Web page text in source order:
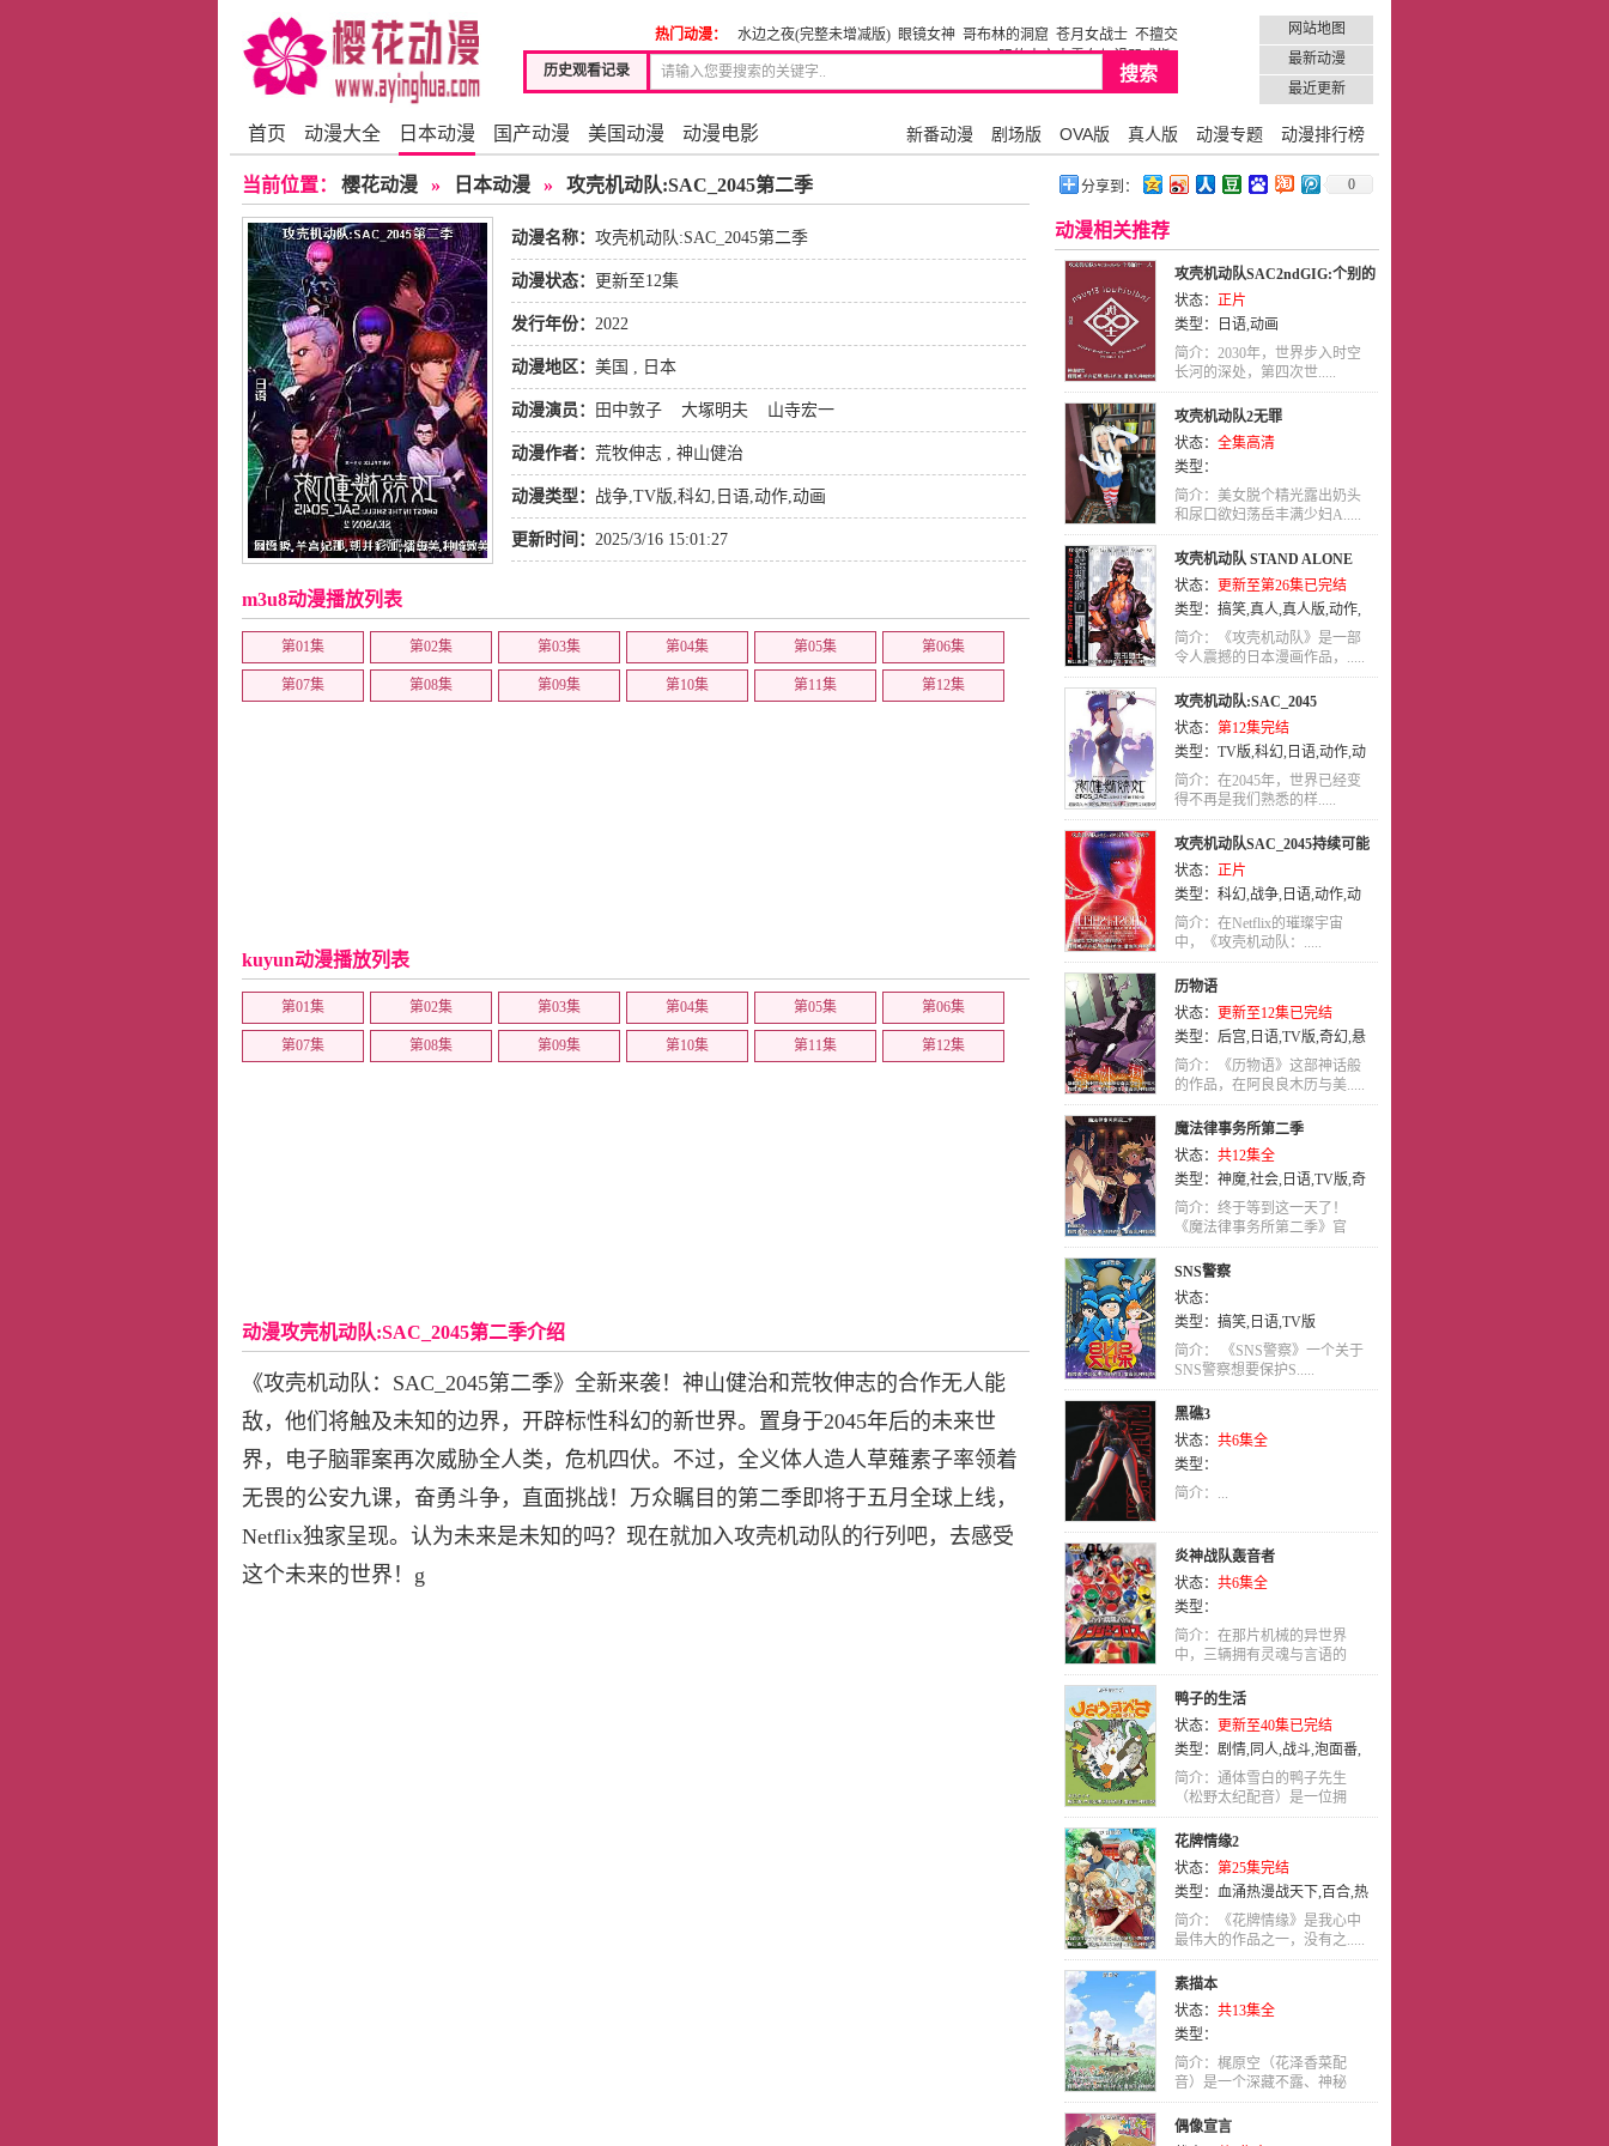
历史观看记录
热门动漫： 水边之夜(完整未增减版) 眼镜女神 哥布林的洞窟 苍月女战士 不擅交
际的未亡人雪女与诅咒戒指1
网站地图
最新动漫
最近更新
首页 动漫大全 日本动漫 国产动漫 美国动漫 动漫电影 新番动漫 剧场版 OVA版 真人版 动漫专题 动漫排行榜
当前位置： 樱花动漫 » 日本动漫 » 攻壳机动队:SAC_2045第二季
动漫名称： 攻壳机动队:SAC_2045第二季
动漫状态： 更新至12集
发行年份： 2022
动漫地区： 美国 , 日本
动漫演员： 田中敦子 大塚明夫 山寺宏一
动漫作者： 荒牧伸志 , 神山健治
动漫类型： 战争,TV版,科幻, 日语,动作,动画
更新时间： 2025/3/16 15:01:27
m3u8动漫播放列表
第01集 第02集 第03集 第04集 第05集 第06集
第07集 第08集 第09集 第10集 第11集 第12集
kuyun动漫播放列表
第01集 第02集 第03集 第04集 第05集 第06集
第07集 第08集 第09集 第10集 第11集 第12集
动漫攻壳机动队:SAC_2045第二季介绍
《攻壳机动队：SAC_2045第二季》全新来袭！神山健治和荒牧伸志的合作无人能
敌，他们将触及未知的边界，开辟标性科幻的新世界。置身于2045年后的未来世
界，电子脑罪案再次威胁全人类，危机四伏。不过，全义体人造人草薙素子率领着
无畏的公安九课，奋勇斗争，直面挑战！万众瞩目的第二季即将于五月全球上线，
Netflix独家呈现。认为未来是未知的吗？现在就加入攻壳机动队的行列吧，去感受
这个未来的世界！g
分享到： 0
动漫相关推荐
攻壳机动队SAC2ndGIG:个别的
十一人
状态： 正片
类型：
日语,动画
简介：2030年，世界步入时空
长河的深处，第四次世.....
攻壳机动队2无罪
状态： 全集高清
类型：
简介：美女脱个精光露出奶头
和尿口欲妇荡岳丰满少妇A.....
攻壳机动队 STAND ALONE
COMPLEX
状态： 更新至第26集已完结
类型： 搞笑,真人,真人版,动作,
百合,恋爱,奇幻,机械 竞技,后宫
职场,少年,动画,少年爱,LOLI,亲
子,剧情,犯罪,萝莉
简介：《攻壳机动队》是一部
令人震撼的日本漫画作品，.....
攻壳机动队:SAC_2045
状态： 第12集完结
类型： TV版,科幻, 日语,动作,动
画
简介：在2045年，世界已经变
得不再是我们熟悉的样.....
攻壳机动队SAC_2045持续可能
战争
状态： 正片
类型： 科幻,战争, 日语,动作,动
画
简介：在Netflix的璀璨宇宙
中，《攻壳机动队：.....
历物语
状态： 更新至12集已完结
类型： 后宫, 日语,TV版,奇幻,悬
疑
简介：《历物语》这部神话般
的作品，在阿良良木历与美.....
魔法律事务所第二季
状态： 共12集全
类型： 神魔,社会, 日语,TV版,奇
幻,魔法
简介：终于等到这一天了！
《魔法律事务所第二季》官
方.....
SNS警察
状态：
类型： 搞笑, 日语,TV版
简介： 《SNS警察》一个关于
SNS警察想要保护S.....
黑礁3
状态： 共6集全
类型：
简介：...
炎神战队轰音者
状态： 共6集全
类型：
简介：在那片机械的异世界
中，三辆拥有灵魂与言语的
交.....
鸭子的生活
状态： 更新至40集已完结
类型： 剧情, 同人,战斗,泡面番,
喜剧,搞笑,忍者,益智,历史,侦探
简介：通体雪白的鸭子先生
（松野太纪配音）是一位拥
有.....
花牌情缘2
状态： 第25集完结
类型： 血涌热漫战天下, 百合,热
血,机战 娱乐,犯罪,特摄,童话,社
会,后宫,忍者,穿越,推理,侦探,少
女,武侠,艺术,魔法,动作,科幻,真
人,真人版
历史,奇幻,职业,神魔
校园,神话
悚,少年,少年爱 ,冒险,泡面番
情,恋爱,青春,宠物,格斗 ,运动
情,日语,歌舞,战斗,玄幻,动画,喜
剧,女性向
简介：《花牌情缘》是我心中
最伟大的作品之一，没有之.....
素描本
状态： 共13集全
类型：
简介：梶原空（花泽香菜配
音）是一个深藏不露、神秘
腼.....
偶像宣言